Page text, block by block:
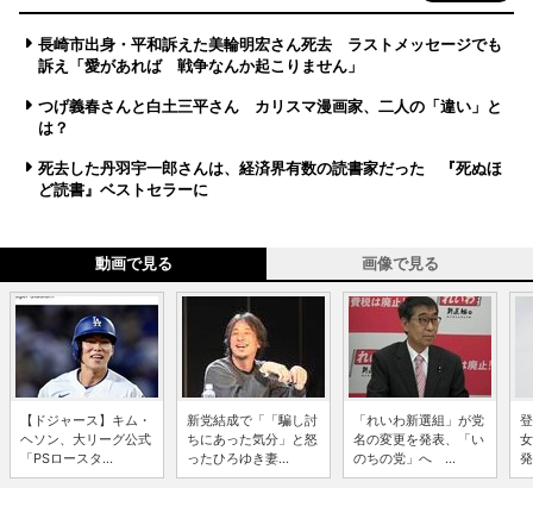
長崎市出身・平和訴えた美輪明宏さん死去 ラストメッセージでも
訴え「愛があれば 戦争なんか起こりません」
つげ義春さんと白土三平さん カリスマ漫画家、二人の「違い」と
は？
死去した丹羽宇一郎さんは、経済界有数の読書家だった 『死ぬほ
ど読書』ベストセラーに
動画で見る 画像で見る
【ドジャース】キム・
ヘソン、大リーグ公式
「PSロースタ...
新党結成で「「騙し討
ちにあった気分」と怒
ったひろゆき妻...
「れいわ新選組」が党
名の変更を発表、「い
のちの党」へ ...